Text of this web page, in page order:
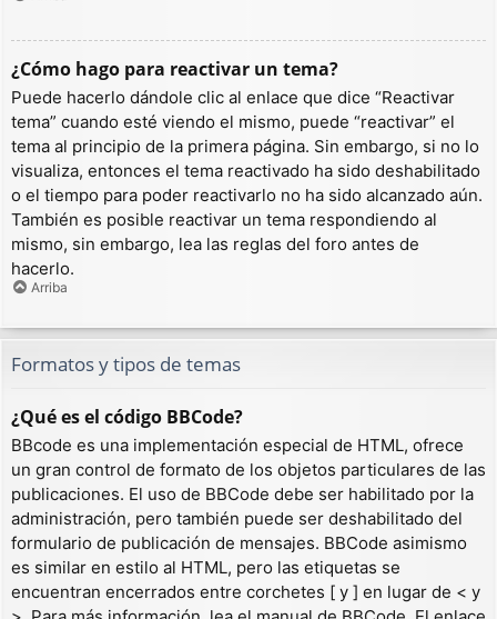
¿Cómo hago para reactivar un tema?
Puede hacerlo dándole clic al enlace que dice “Reactivar
tema” cuando esté viendo el mismo, puede “reactivar” el
tema al principio de la primera página. Sin embargo, si no lo
visualiza, entonces el tema reactivado ha sido deshabilitado
o el tiempo para poder reactivarlo no ha sido alcanzado aún.
También es posible reactivar un tema respondiendo al
mismo, sin embargo, lea las reglas del foro antes de
hacerlo.
Arriba
Formatos y tipos de temas
¿Qué es el código BBCode?
BBcode es una implementación especial de HTML, ofrece
un gran control de formato de los objetos particulares de las
publicaciones. El uso de BBCode debe ser habilitado por la
administración, pero también puede ser deshabilitado del
formulario de publicación de mensajes. BBCode asimismo
es similar en estilo al HTML, pero las etiquetas se
encuentran encerrados entre corchetes [ y ] en lugar de < y